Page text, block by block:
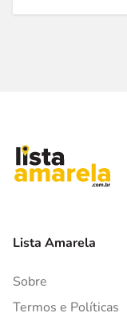
Lista Amarela
Sobre
Termos e Políticas